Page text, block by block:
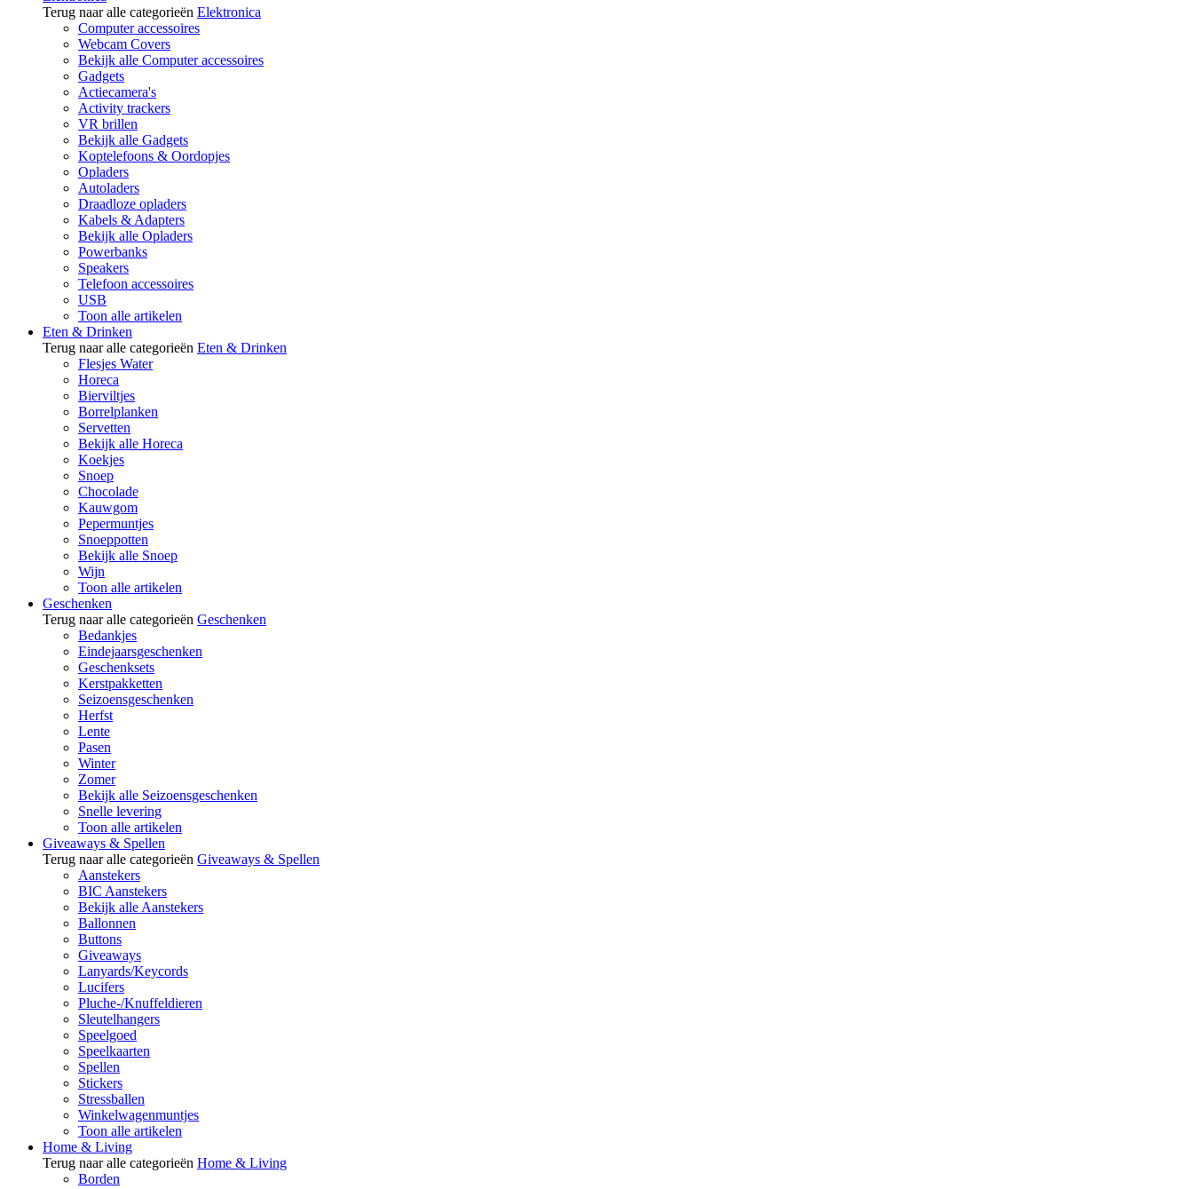
Terug naar alle categorieën Elektronica
Computer accessoires
Webcam Covers
Bekijk alle Computer accessoires
Gadgets
Actiecamera's
Activity trackers
VR brillen
Bekijk alle Gadgets
Koptelefoons & Oordopjes
Opladers
Autoladers
Draadloze opladers
Kabels & Adapters
Bekijk alle Opladers
Powerbanks
Speakers
Telefoon accessoires
USB
Toon alle artikelen
Eten & Drinken
Terug naar alle categorieën Eten & Drinken
Flesjes Water
Horeca
Bierviltjes
Borrelplanken
Servetten
Bekijk alle Horeca
Koekjes
Snoep
Chocolade
Kauwgom
Pepermuntjes
Snoeppotten
Bekijk alle Snoep
Wijn
Toon alle artikelen
Geschenken
Terug naar alle categorieën Geschenken
Bedankjes
Eindejaarsgeschenken
Geschenksets
Kerstpakketten
Seizoensgeschenken
Herfst
Lente
Pasen
Winter
Zomer
Bekijk alle Seizoensgeschenken
Snelle levering
Toon alle artikelen
Giveaways & Spellen
Terug naar alle categorieën Giveaways & Spellen
Aanstekers
BIC Aanstekers
Bekijk alle Aanstekers
Ballonnen
Buttons
Giveaways
Lanyards/Keycords
Lucifers
Pluche-/Knuffeldieren
Sleutelhangers
Speelgoed
Speelkaarten
Spellen
Stickers
Stressballen
Winkelwagenmuntjes
Toon alle artikelen
Home & Living
Terug naar alle categorieën Home & Living
Borden